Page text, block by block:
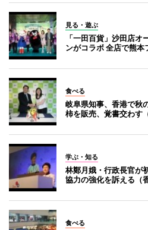
見る・遊ぶ
「一田百貨」沙田店
ンがコラボ 全店で熊本
食べる
岐阜県知事、香港で秋
柿を販売、覚書交わす
学ぶ・知る
林鄭月娥・行政長官が
協力の強化を訴える（
食べる